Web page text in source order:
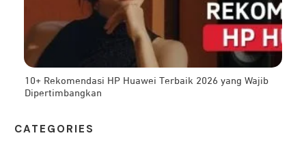
10+ Rekomendasi HP Huawei Terbaik 2026 yang Wajib
Dipertimbangkan
CATEG ORIES